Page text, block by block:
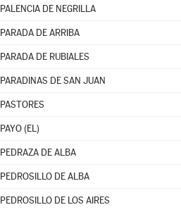
PALENCIA DE NEGRILLA
PARADA DE ARRIBA
PARADA DE RUBIALES
PARADINAS DE SAN JUAN
PASTORES
PAYO (EL)
PEDRAZA DE ALBA
PEDROSILLO DE ALBA
PEDROSILLO DE LOS AIRES